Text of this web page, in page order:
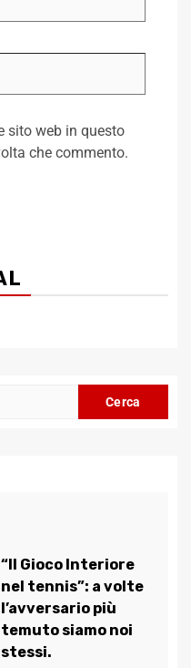
sito web in questo
che commento.
“Il Gioco Interiore
nel tennis”: a volte
l’avversario più
temuto siamo noi
stessi.